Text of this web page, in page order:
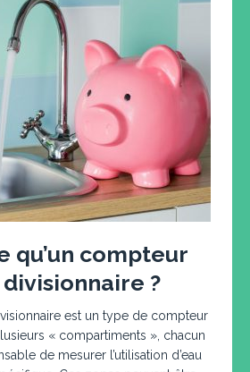
qu’un compteur
divisionnaire ?
est un type de compteur
« compartiments », chacun
de mesurer l’utilisation d’eau